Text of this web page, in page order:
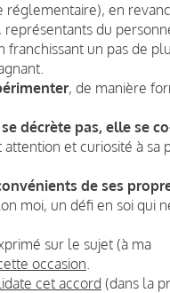
réglementaire), en
représentants du
un pas de
, de manière
décrète pas, elle se
et curiosité à sa
de ses
moi, un défi en soi qui
sur le sujet (à ma
occasion
cet accord (dans la